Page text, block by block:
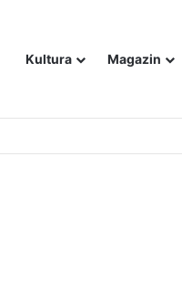
Kultura Magazin